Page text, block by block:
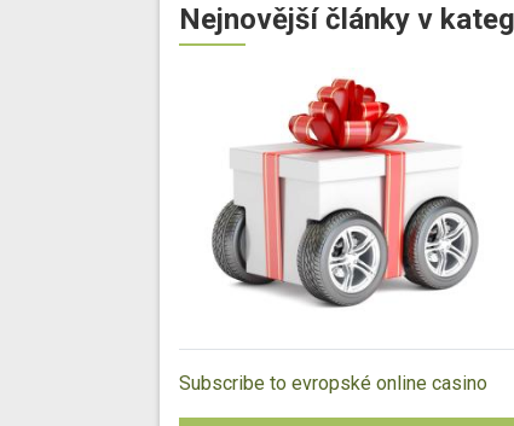
Nejnovější články v
Subscribe to evropské online casino